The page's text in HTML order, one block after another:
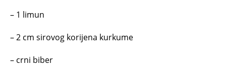
– 1 limun
– 2 cm sirоvоg kоrijеnа kurkumе
– crni bibеr